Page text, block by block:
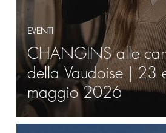
CHANGINS alle
della Vaudoise | 23
maggio 2026
EVENTI